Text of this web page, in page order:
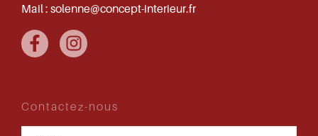
Mail : solenne@concept-interieur.fr
Contactez-nous